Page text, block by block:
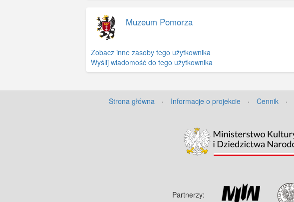
Muzeum Pomorza
Zobacz inne zasoby tego użytkownika
Wyślij wiadomość do tego użytkownika
Strona główna · Informacje o projekcie · Cennik ·
Partnerzy: